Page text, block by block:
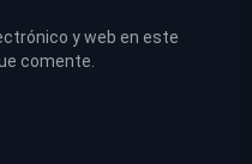
y web en este
comente.